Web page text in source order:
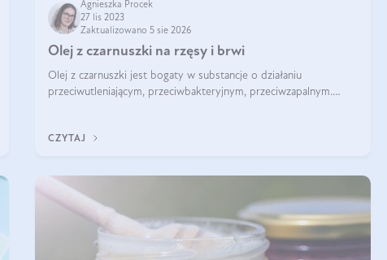
Agnieszka Procek
27 lis 2023
Zaktualizowano 5 sie 2026
Olej z czarnuszki na rzęsy i brwi
Olej z czarnuszki jest bogaty w substancje o działaniu
przeciwutleniającym, przeciwbakteryjnym, przeciwzapalnym.
CZYTAJ